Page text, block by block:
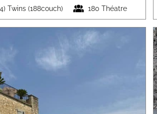
Twins (188couch) 180 Théatre
Folie Douce Chamonix
Rhône-Alpes
Savoie (74)